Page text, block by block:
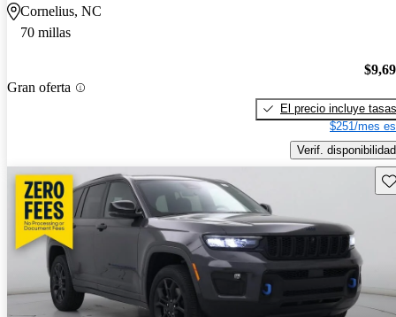
Cornelius, NC
70 millas
Gran oferta
El precio incluye tasas
$251/mes
Verif. disponibilidad